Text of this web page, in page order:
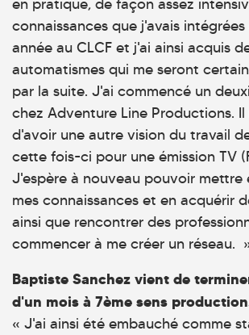
en pratique, de façon assez
connaissances que j'avais
année au CLCF et j'ai ainsi acquis
automatismes qui me seront
par la suite. J'ai commencé un
chez Adventure Line Productions.
d'avoir une autre vision du travail
cette fois-ci pour une émission TV
J'espère à nouveau pouvoir mettre
mes connaissances et en acquérir
ainsi que rencontrer des
commencer à me créer un réseau.
Baptiste Sanchez vient de
d'un mois à 7ème sens
« J'ai ainsi été embauché comme